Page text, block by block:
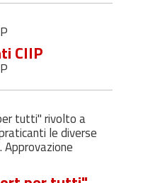
CIIP
tutti" rivolto a
le diverse
Approvazione